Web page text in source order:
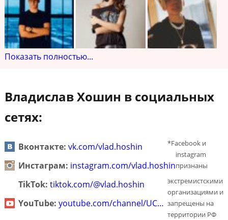
Показать полностью...
Владислав Хошин в социальных
сетях:
Вконтакте: vk.com/vlad.hoshin
Инстаграм: instagram.com/vlad.hoshin
TikTok: tiktok.com/@vlad.hoshin
YouTube: youtube.com/channel/UC…
*Facebook и
instagram
признаны
экстремистскими
организациями и
запрещены на
территории РФ